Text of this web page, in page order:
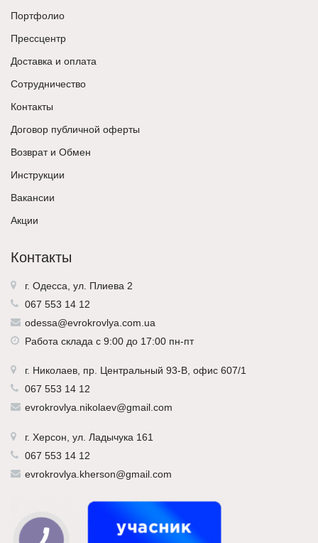
Портфолио
Прессцентр
Доставка и оплата
Сотрудничество
Контакты
Договор публичной оферты
Возврат и Обмен
Инструкции
Вакансии
Акции
Контакты
г. Одесса, ул. Плиева 2
067 553 14 12
odessa@evrokrovlya.com.ua
Работа склада с 9:00 до 17:00 пн-пт
г. Николаев, пр. Центральный 93-В, офис 607/1
067 553 14 12
evrokrovlya.nikolaev@gmail.com
г. Херсон, ул. Ладычука 161
067 553 14 12
evrokrovlya.kherson@gmail.com